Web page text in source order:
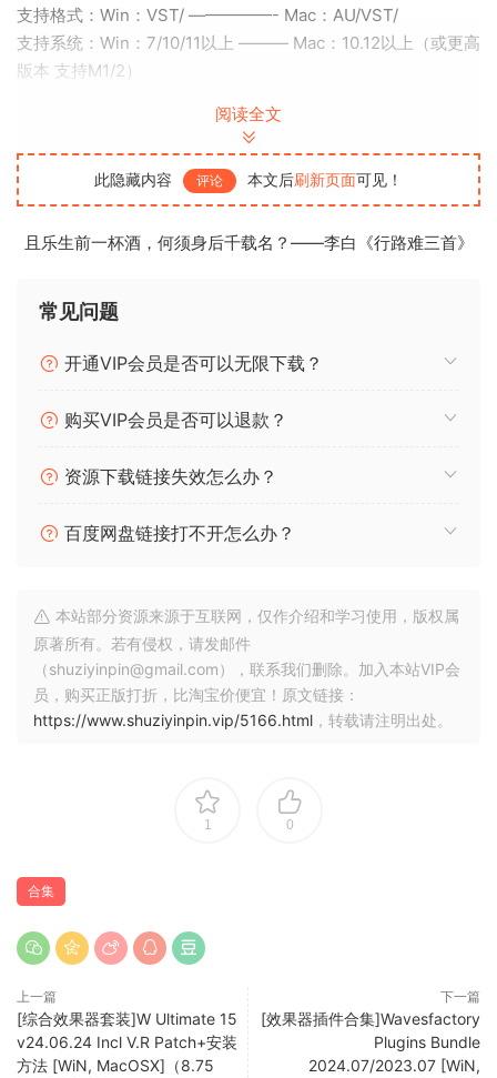
支持格式：Win：VST/ —————- Mac：AU/VST/
支持系统：Win：7/10/11以上 ——— Mac：10.12以上（或更高
版本 支持M1/2）
发货方式：百度网盘
包含插件内容：
Win
UJAM Virtual Drummer Heavy v2.4.1
UJAM Virtual Drummer Legend v2.4.1
UJAM Virtual Drummer Phat v2.4.1
UJAM Virtual Drummer Deep v2.4.1
UJAM Virtual Drummer Legend v2.4.1
UJAM Virtual Drummer Brute v2.1.1
UJAM Virtual Drummer Phat v2.1.0
UJAM Virtual Drummer Solid v2.4.1
重。即使有更多的控件和更详细的工具包编辑，单页界面仍然
保持美观和干净，操作起来很愉快。无论您是经验丰富的专业
美逼真的专业鼓表演。
虚拟鼓手的演变
发布的最初的 Virtual Drummer 1 中，我们的意图是打破传统
观念，将界面的复杂性降至最低。虽然我们对大多数客户如何
欣赏这种易用性感到非常高兴，但有些客户缺少调整选项。此
阅读全文
此隐藏内容 评论 本文后刷新页面可见！
且乐生前一杯酒，何须身后千载名？——李白《行路难三首》
常见问题
开通VIP会员是否可以无限下载？
购买VIP会员是否可以退款？
资源下载链接失效怎么办？
百度网盘链接打不开怎么办？
本站部分资源来源于互联网，仅作介绍和学习使用，版权属
原著所有。若有侵权，请发邮件
（shuziyinpin@gmail.com），联系我们删除。加入本站VIP会
员，购买正版打折，比淘宝价便宜！原文链接：
https://www.shuziyinpin.vip/5166.html ，转载请注明出处。
1 0
合集
上一篇
[综合效果器套装]W Ultimate 15
v24.06.24 Incl V.R Patch+安装
方法 [WiN, MacOSX]（8.75
下一篇
[效果器插件合集]Wavesfactory
Plugins Bundle
2024.07/2023.07 [WiN,